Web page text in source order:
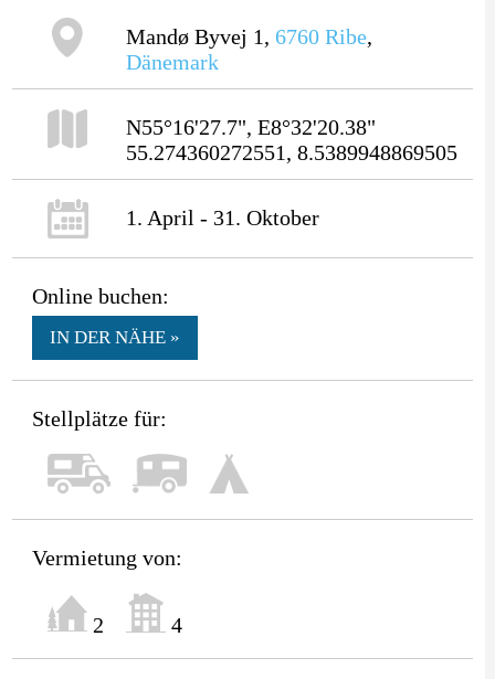
Mandø Byvej 1, 6760 Ribe,
Dänemark
N55°16'27.7", E8°32'20.38"
55.274360272551, 8.5389948869505
1. April - 31. Oktober
Online buchen:
IN DER NÄHE »
Stellplätze für:
Vermietung von:
2 4